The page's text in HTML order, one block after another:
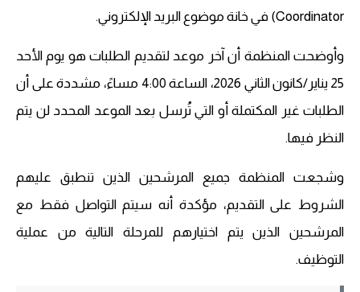
Coordinator) في خانة موضوع البريد الإلكتروني.
وأوضحت المنظمة أن آخر موعد لتقديم الطلبات هو يوم الأحد
25 يناير/كانون الثاني 2026، الساعة 4:00 مساءً، مشددة على أن
الطلبات غير المكتملة أو التي تُرسل بعد الموعد المحدد لن يتم
النظر فيها.
وشجعت المنظمة جميع المرشحين الذين تنطبق عليهم
الشروط على التقديم، مؤكدة أنه سيتم التواصل فقط مع
المرشحين الذين يتم اختيارهم للمرحلة التالية من عملية
التوظيف.